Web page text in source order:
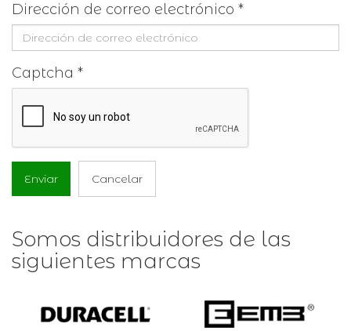
Dirección de correo electrónico *
Captcha *
Enviar Cancelar
Somos distribuidores de las
siguientes marcas